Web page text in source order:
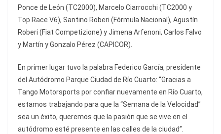
Ponce de León (TC2000), Marcelo Ciarrocchi (TC2000 y
Top Race V6), Santino Roberi (Fórmula Nacional), Agustín
Roberi (Fiat Competizione) y Jimena Arfenoni, Carlos Falvo
y Martín y Gonzalo Pérez (CAPICOR).
En primer lugar tuvo la palabra Federico García, presidente
del Autódromo Parque Ciudad de Río Cuarto: “Gracias a
Tango Motorsports por confiar nuevamente en Río Cuarto,
estamos trabajando para que la “Semana de la Velocidad”
sea un éxito, queremos que la pasión que se vive en el
autódromo esté presente en las calles de la ciudad”.